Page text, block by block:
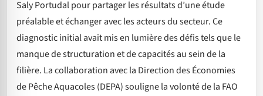
Saly Portudal pour partager les résultats d’une étude
préalable et échanger avec les acteurs du secteur. Ce
diagnostic initial avait mis en lumière des défis tels que le
manque de structuration et de capacités au sein de la
filière. La collaboration avec la Direction des Économies
de Pêche Aquacoles (DEPA) souligne la volonté de la FAO